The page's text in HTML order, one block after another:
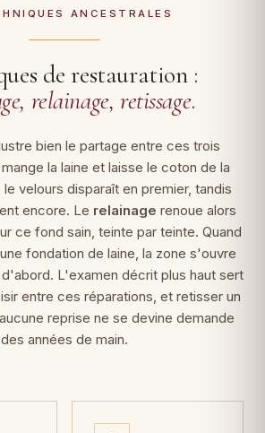
ANCESTRALES
de restauration :
relainage, retissage.
bien le partage entre ces trois
la laine et laisse le coton de la
velours disparaît en premier, tandis
encore. Le relainage renoue alors
ce fond sain, teinte par teinte. Quand
fondation de laine, la zone s'ouvre
L'examen décrit plus haut sert
entre ces réparations, et retisser un
reprise ne se devine demande
des années de main.